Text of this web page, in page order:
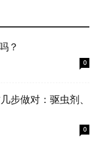
？
0
步做对：驱虫剂、
0